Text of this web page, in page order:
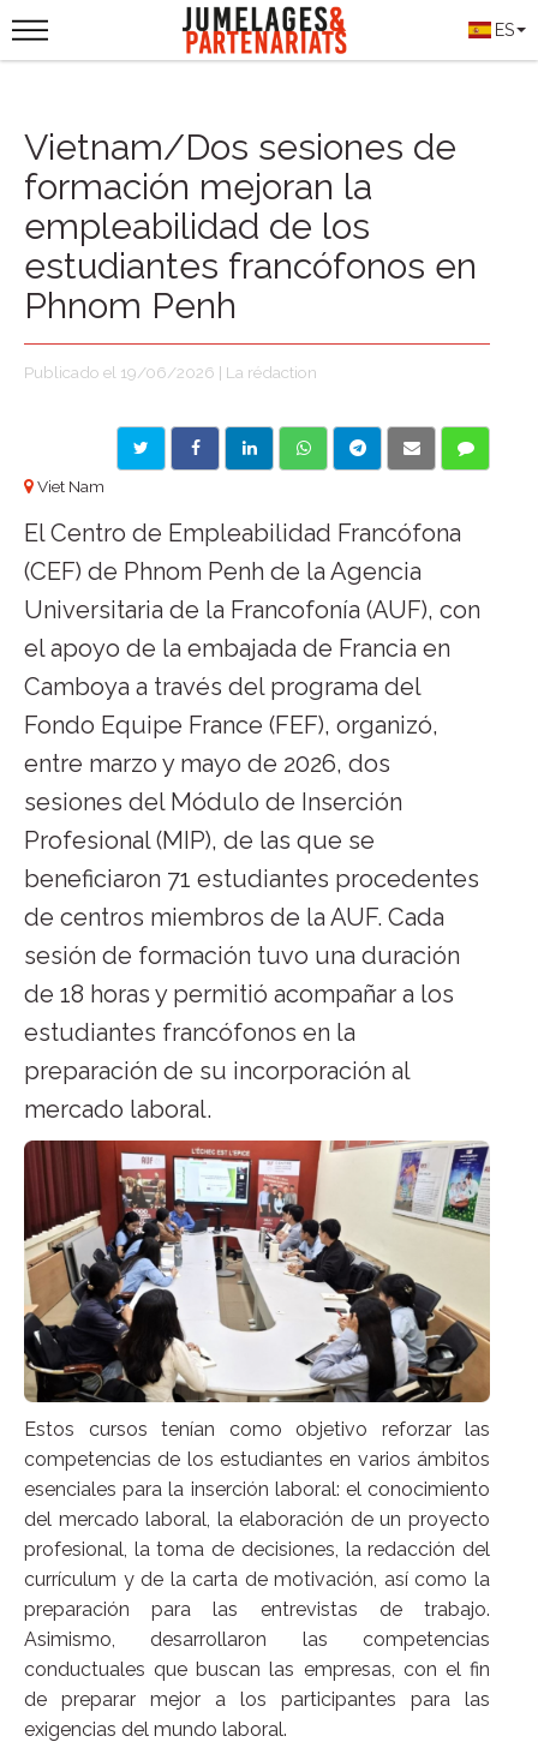
ES
Vietnam/Dos sesiones de
formación mejoran la
empleabilidad de los
estudiantes francófonos en
Phnom Penh
Publicado el 19/06/2026 | La rédaction
Viet Nam
El Centro de Empleabilidad Francófona
(CEF) de Phnom Penh de la Agencia
Universitaria de la Francofonía (AUF), con
el apoyo de la embajada de Francia en
Camboya a través del programa del
Fondo Equipe France (FEF), organizó,
entre marzo y mayo de 2026, dos
sesiones del Módulo de Inserción
Profesional (MIP), de las que se
beneficiaron 71 estudiantes procedentes
de centros miembros de la AUF. Cada
sesión de formación tuvo una duración
de 18 horas y permitió acompañar a los
estudiantes francófonos en la
preparación de su incorporación al
mercado laboral.
Estos cursos tenían como objetivo reforzar las
competencias de los estudiantes en varios ámbitos
esenciales para la inserción laboral: el conocimiento
del mercado laboral, la elaboración de un proyecto
profesional, la toma de decisiones, la redacción del
currículum y de la carta de motivación, así como la
preparación para las entrevistas de trabajo.
Asimismo, desarrollaron las competencias
conductuales que buscan las empresas, con el fin
de preparar mejor a los participantes para las
exigencias del mundo laboral.